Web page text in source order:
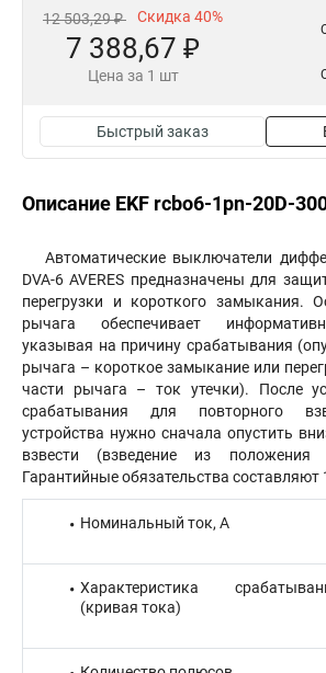
12 503,29 ₽ Скидка 40%
7 388,67 ₽
Цена за 1 шт
Быстрый заказ
Описание EKF rcbo6-1pn-20D-
Автоматические выключатели
DVA-6 AVERES предназначены для
перегрузки и короткого замыкания.
рычага обеспечивает
указывая на причину срабатывания
рычага – короткое замыкание или
части рычага – ток утечки). После
срабатывания для повторного
устройства нужно сначала опустить
взвести (взведение из положения
Гарантийные обязательства составляют
Номинальный ток, А
Характеристика
(кривая тока)